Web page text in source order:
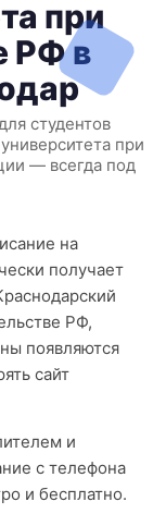
при
РФ в
студентов
при
— всегда под
на
получает
РФ,
появляются
сайт
и
с телефона
и бесплатно.